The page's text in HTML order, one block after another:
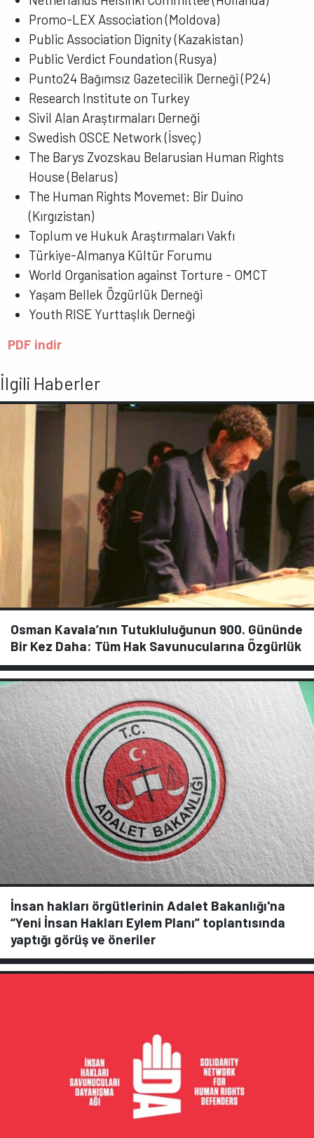
Promo-LEX Association (Moldova)
Public Association Dignity (Kazakistan)
Public Verdict Foundation (Rusya)
Punto24 Bağımsız Gazetecilik Derneği (P24)
Research Institute on Turkey
Sivil Alan Araştırmaları Derneği
Swedish OSCE Network (İsveç)
The Barys Zvozskau Belarusian Human Rights
House (Belarus)
The Human Rights Movemet: Bir Duino
(Kırgızistan)
Toplum ve Hukuk Araştırmaları Vakfı
Türkiye-Almanya Kültür Forumu
World Organisation against Torture - OMCT
Yaşam Bellek Özgürlük Derneği
Youth RISE Yurttaşlık Derneği
PDF indir
İlgili Haberler
Osman Kavala’nın Tutukluluğunun 900. Gününde
Bir Kez Daha: Tüm Hak Savunucularına Özgürlük
İnsan hakları örgütlerinin Adalet Bakanlığı'na
“Yeni İnsan Hakları Eylem Planı” toplantısında
yaptığı görüş ve öneriler